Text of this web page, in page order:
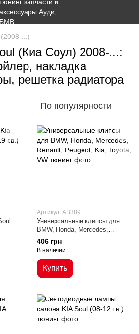
(2008-...)
(Киа Соул) 2008-...:
накладка
решетка радиатора
По популярности
Артикул: AB389
Универсальные клипсы для
BMW, Honda, Mercedes,
Renault, Peugeot, Kia, Toyota,
VW
406 грн
В наличии
Купить